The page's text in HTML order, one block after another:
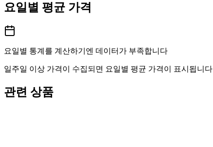
요일별 평균 가격
요일별 통계를 계산하기엔 데이터가 부족합니다
일주일 이상 가격이 수집되면 요일별 평균 가격이 표시됩니다
관련 상품